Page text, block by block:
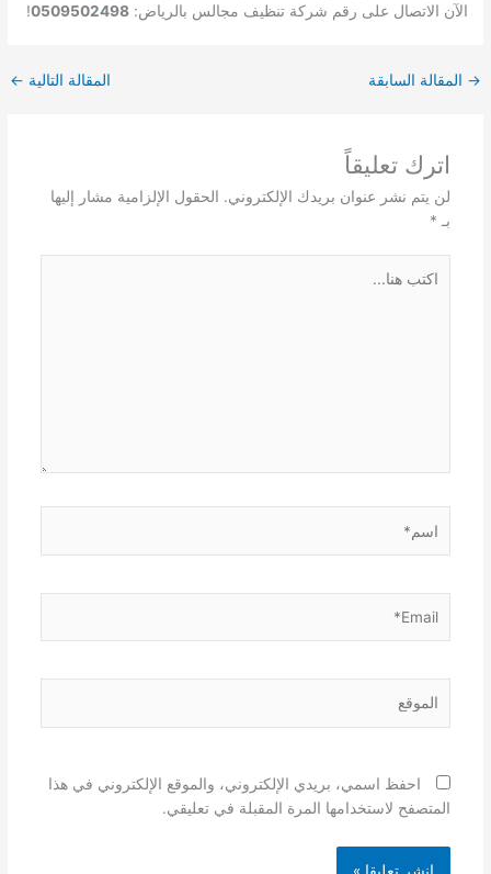
الآن الاتصال على رقم شركة تنظيف مجالس بالرياض:0509502498
!
→ المقالة السابقة المقالة التالية ←
اترك تعليقاً
لن يتم نشر عنوان بريدك الإلكتروني. الحقول الإلزامية مشار إليها
بـ *
هنا...
احفظ اسمي، بريدي الإلكتروني، والموقع الإلكتروني في هذا
المتصفح لاستخدامها المرة المقبلة في تعليقي.